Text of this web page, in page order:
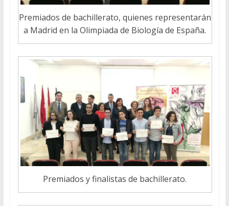
Premiados de bachillerato, quienes representarán
a Madrid en la Olimpiada de Biología de España.
Premiados y finalistas de bachillerato.